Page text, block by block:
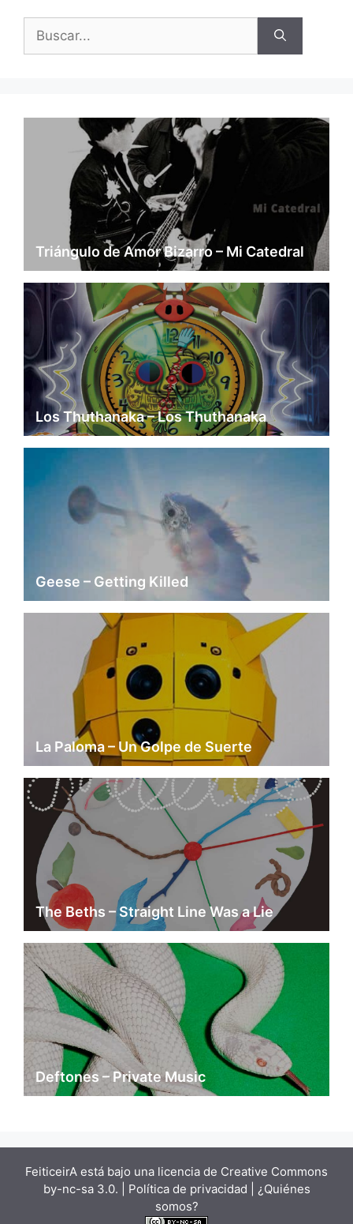
Triángulo de Amor Bizarro – Mi Catedral
Los Thuthanaka – Los Thuthanaka
Geese – Getting Killed
La Paloma – Un Golpe de Suerte
The Beths – Straight Line Was a Lie
Deftones – Private Music
FeiticeirA está bajo una licencia de Creative Commons
by-nc-sa 3.0. | Política de privacidad | ¿Quiénes
somos?